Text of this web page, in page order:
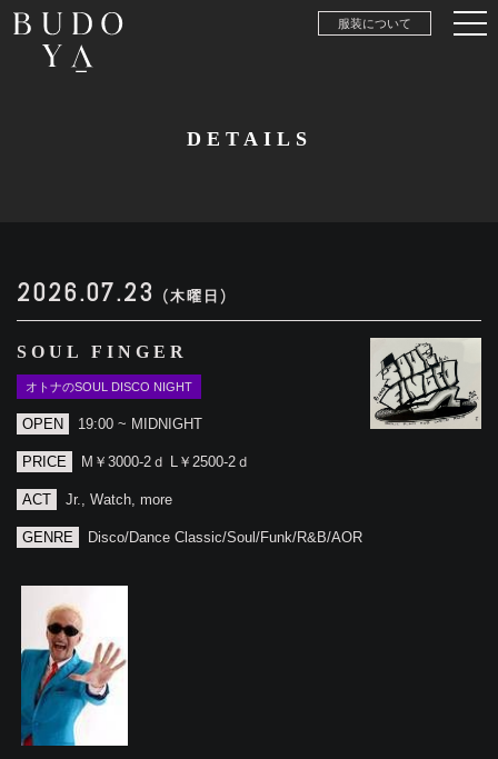
服装について
DETAILS
2026.07.23 (木曜日)
SOUL FINGER
オトナのSOUL DISCO NIGHT
OPEN 19:00 ~ MIDNIGHT
PRICE M￥3000-2ｄ L￥2500-2ｄ
ACT Jr., Watch, more
GENRE Disco/Dance Classic/Soul/Funk/R&B/AOR